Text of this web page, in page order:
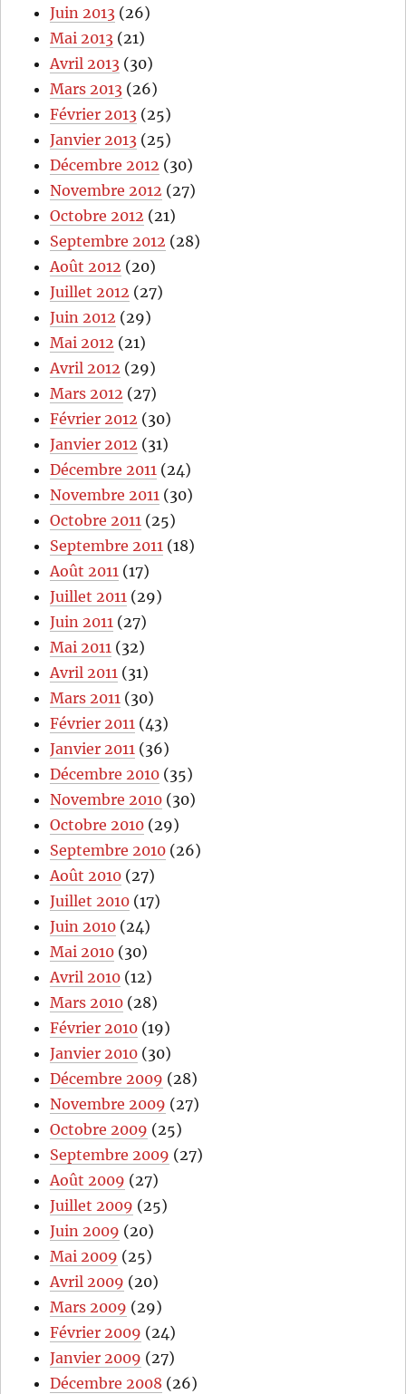
Juin 2013 (26)
Mai 2013 (21)
Avril 2013 (30)
Mars 2013 (26)
Février 2013 (25)
Janvier 2013 (25)
Décembre 2012 (30)
Novembre 2012 (27)
Octobre 2012 (21)
Septembre 2012 (28)
Août 2012 (20)
Juillet 2012 (27)
Juin 2012 (29)
Mai 2012 (21)
Avril 2012 (29)
Mars 2012 (27)
Février 2012 (30)
Janvier 2012 (31)
Décembre 2011 (24)
Novembre 2011 (30)
Octobre 2011 (25)
Septembre 2011 (18)
Août 2011 (17)
Juillet 2011 (29)
Juin 2011 (27)
Mai 2011 (32)
Avril 2011 (31)
Mars 2011 (30)
Février 2011 (43)
Janvier 2011 (36)
Décembre 2010 (35)
Novembre 2010 (30)
Octobre 2010 (29)
Septembre 2010 (26)
Août 2010 (27)
Juillet 2010 (17)
Juin 2010 (24)
Mai 2010 (30)
Avril 2010 (12)
Mars 2010 (28)
Février 2010 (19)
Janvier 2010 (30)
Décembre 2009 (28)
Novembre 2009 (27)
Octobre 2009 (25)
Septembre 2009 (27)
Août 2009 (27)
Juillet 2009 (25)
Juin 2009 (20)
Mai 2009 (25)
Avril 2009 (20)
Mars 2009 (29)
Février 2009 (24)
Janvier 2009 (27)
Décembre 2008 (26)